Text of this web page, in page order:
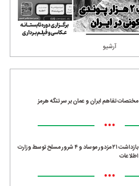
آرشیو
مختصات تفاهم ایران و عمان بر سر تنگه هرمز
•••
بازداشت ۲۱ مزدور موساد و ۴ شرور مسلح توسط وزارت
اطلاعات
•••